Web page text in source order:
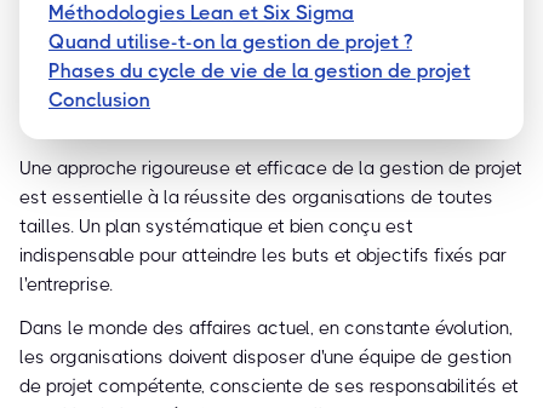
Méthodologies Lean et Six Sigma
Quand utilise-t-on la gestion de projet ?
Phases du cycle de vie de la gestion de projet
Conclusion
Une approche rigoureuse et efficace de la gestion de projet
est essentielle à la réussite des organisations de toutes
tailles. Un plan systématique et bien conçu est
indispensable pour atteindre les buts et objectifs fixés par
l'entreprise.
Dans le monde des affaires actuel, en constante évolution,
les organisations doivent disposer d'une équipe de gestion
de projet compétente, consciente de ses responsabilités et